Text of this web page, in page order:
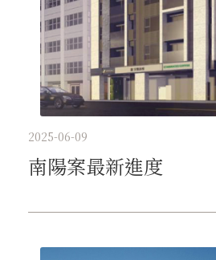
2025-06-09
南陽案最新進度